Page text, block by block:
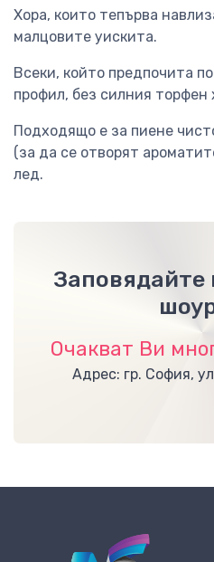
Хора, които тепърва
малцовите уискита.
Всеки, който предпочита
профил, без силния торфен
Подходящо е за пиене
(за да се отворят
лед.
Заповядайте
Очакват Ви
Адрес: гр. София,